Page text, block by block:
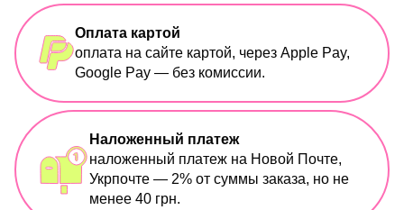
Оплата картой
оплата на сайте картой, через Apple Pay,
Google Pay — без комиссии.
Наложенный платеж
наложенный платеж на Новой Почте,
Укрпочте — 2% от суммы заказа, но не
менее 40 грн.